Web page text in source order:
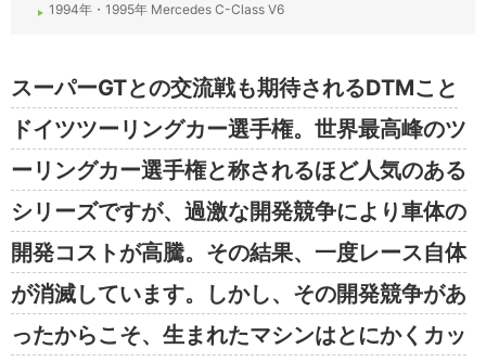
1994年・1995年 Mercedes C-Class V6
スーパーGTとの交流戦も期待されるDTMこと
ドイツツーリングカー選手権。世界最高峰のツ
ーリングカー選手権と称されるほど人気のある
シリーズですが、過激な開発競争により車体の
開発コストが高騰。その結果、一度レース自体
が消滅しています。しかし、その開発競争があ
ったからこそ、生まれたマシンはとにかくカッ